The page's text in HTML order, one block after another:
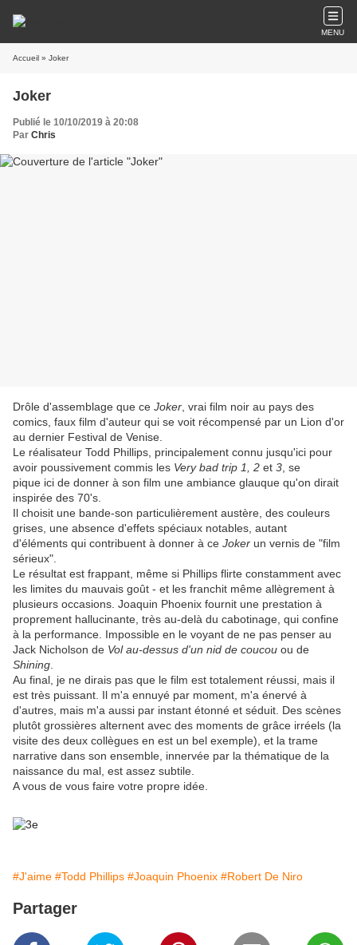
MENU
Accueil » Joker
Joker
Publié le 10/10/2019 à 20:08
Par Chris
Drôle d'assemblage que ce Joker , vrai film noir au pays des
comics, faux film d'auteur qui se voit récompensé par un Lion d'or
au dernier Festival de Venise.
Le réalisateur Todd Phillips, principalement connu jusqu'ici pour
avoir poussivement commis les Very bad trip 1, 2 et 3 , se
pique ici de donner à son film une ambiance glauque qu'on dirait
inspirée des 70's.
Il choisit une bande-son particulièrement austère, des couleurs
grises, une absence d'effets spéciaux notables, autant
d'éléments qui contribuent à donner à ce Joker un vernis de "film
sérieux".
Le résultat est frappant, même si Phillips flirte constamment avec
les limites du mauvais goût - et les franchit même allègrement à
plusieurs occasions. Joaquin Phoenix fournit une prestation à
proprement hallucinante, très au-delà du cabotinage, qui confine
à la performance. Impossible en le voyant de ne pas penser au
Jack Nicholson de Vol au-dessus d'un nid de coucou ou de
Shining
Au final, je ne dirais pas que le film est totalement réussi, mais il
est très puissant. Il m'a ennuyé par moment, m'a énervé à
d'autres, mais m'a aussi par instant étonné et séduit. Des scènes
plutôt grossières alternent avec des moments de grâce irréels (la
visite des deux collègues en est un bel exemple), et la trame
narrative dans son ensemble, innervée par la thématique de la
naissance du mal, est assez subtile.
A vous de vous faire votre propre idée.
#J'aime #Todd Phillips #Joaquin Phoenix #Robert De Niro
Partager